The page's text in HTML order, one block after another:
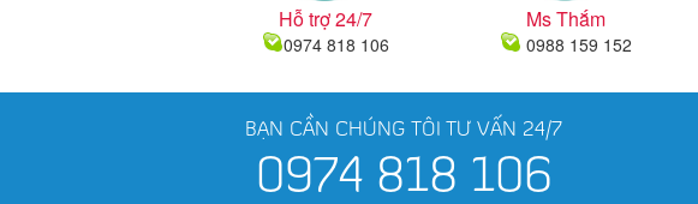
Hỗ trợ 24/7
0974 818 106
Ms Thắm
0988 159 152
BẠN CẦN CHÚNG TÔI TƯ VẤN 24/7
0974 818 106